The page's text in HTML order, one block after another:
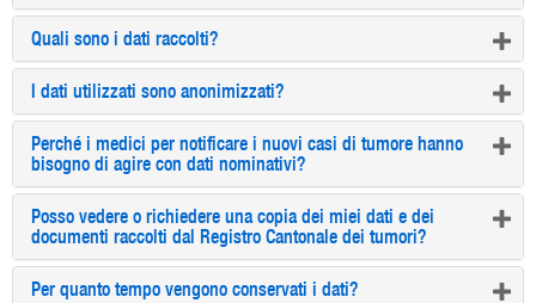
Quali sono i dati raccolti?
I dati utilizzati sono anonimizzati?
Perché i medici per notificare i nuovi casi di tumore hanno
bisogno di agire con dati nominativi?
Posso vedere o richiedere una copia dei miei dati e dei
documenti raccolti dal Registro Cantonale dei tumori?
Per quanto tempo vengono conservati i dati?